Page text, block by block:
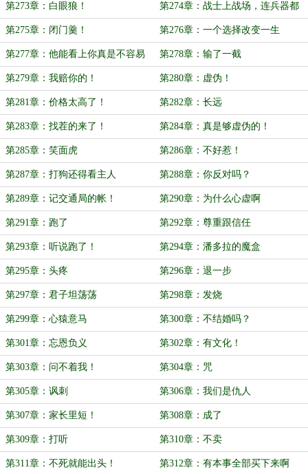
第273章：白眼狼！ 第274章：战士上战场，连兵器都
没有！
第275章：闭门羹！ 第276章：一个选择改变一生
第277章：他能看上你真是不容易
啊
第278章：输了一截
第279章：我赔你的！ 第280章：虚伪！
第281章：价格太高了！ 第282章：长远
第283章：找茬的来了！ 第284章：真是够虚伪的！
第285章：笑面虎 第286章：不好惹！
第287章：打狗还得看主人 第288章：你反对吗？
第289章：记交通局的帐！ 第290章：为什么心虚啊
第291章：跑了 第292章：尊重跟信任
第293章：听说跑了！ 第294章：潘多拉的魔盒
第295章：头疼 第296章：退一步
第297章：君子坦荡荡 第298章：发烧
第299章：心猿意马 第300章：不结婚吗？
第301章：忘恩负义 第302章：有文化！
第303章：问不着我！ 第304章：咒
第305章：讽刺 第306章：我们是仇人
第307章：家长里短！ 第308章：成了
第309章：打听 第310章：不卖
第311章：不死就能出头！ 第312章：有本事全部买下来啊